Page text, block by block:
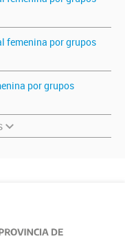
femenina por grupos
por grupos